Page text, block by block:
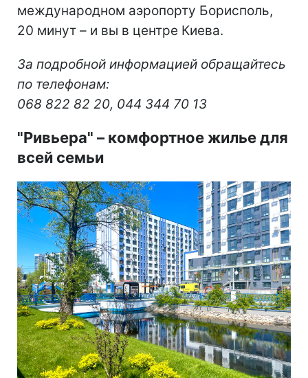
международном аэропорту Борисполь,
20 минут – и вы в центре Киева.
За подробной информацией обращайтесь
по телефонам:
068 822 82 20, 044 344 70 13
"Ривьера" – комфортное жилье для
всей семьи